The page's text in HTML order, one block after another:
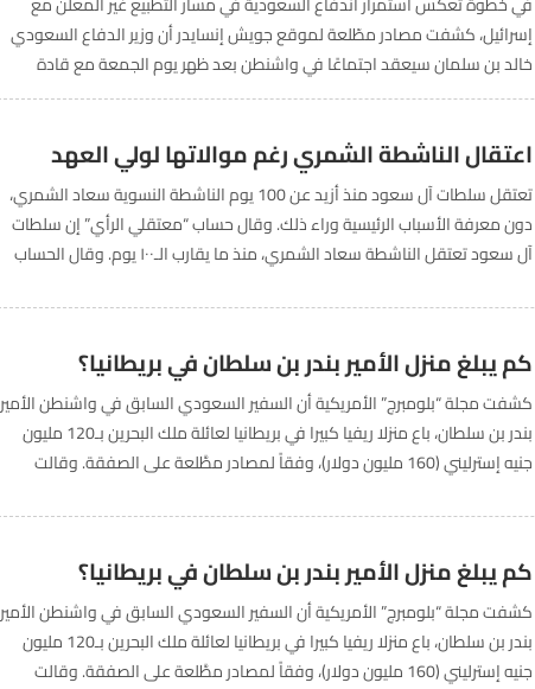
إسرائيل، كشفت مصادر مطّلعة لموقع جويش إنسايدر أن وزير الدفاع السعودي
خالد بن سلمان سيعقد اجتماعًا في واشنطن بعد ظهر يوم الجمعة مع قادة
منظمات يهودية أمريكية بارزة...
اعتقال الناشطة الشمري رغم موالاتها لولي العهد
تعتقل سلطات آل سعود منذ أزيد عن 100 يوم الناشطة النسوية سعاد الشمري،
دون معرفة الأسباب الرئيسية وراء ذلك. وقال حساب “معتقلي الرأي” إن سلطات
آل سعود تعتقل الناشطة سعاد الشمري، منذ ما يقارب الـ١٠٠ يوم. وقال الحساب
كم يبلغ منزل الأمير بندر بن سلطان في بريطانيا؟
كشفت مجلة “بلومبرج” الأمريكية أن السفير السعودي السابق في واشنطن الأمير
بندر بن سلطان، باع منزلا ريفيا كبيرا في بريطانيا لعائلة ملك البحرين بـ120 مليون
جنيه إسترليني (160 مليون دولار)، وفقاً لمصادر مطَّلعة على الصفقة. وقالت
كم يبلغ منزل الأمير بندر بن سلطان في بريطانيا؟
كشفت مجلة “بلومبرج” الأمريكية أن السفير السعودي السابق في واشنطن الأمير
بندر بن سلطان، باع منزلا ريفيا كبيرا في بريطانيا لعائلة ملك البحرين بـ120 مليون
جنيه إسترليني (160 مليون دولار)، وفقاً لمصادر مطَّلعة على الصفقة. وقالت